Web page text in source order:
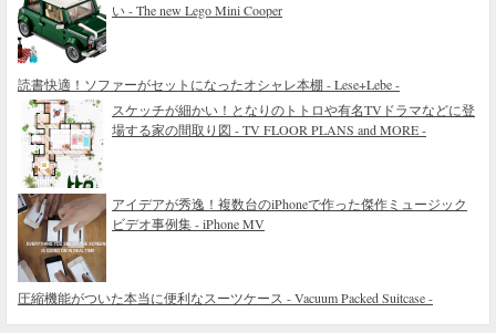
い - The new Lego Mini Cooper
読書快適！ソファーがセットになったオシャレ本棚 - Lese+Lebe -
スケッチが細かい！となりのトトロや有名TVドラマなどに登
場する家の間取り図 - TV FLOOR PLANS and MORE -
アイデアが秀逸！複数台のiPhoneで作った傑作ミュージック
ビデオ事例集 - iPhone MV
圧縮機能がついた本当に便利なスーツケース - Vacuum Packed Suitcase -